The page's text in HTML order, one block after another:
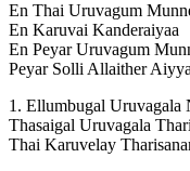
En Thai Uruvagum
En Karuvai Kanderaiyaa
En Peyar Uruvagum
Peyar Solli Allaither
1. Ellumbugal Uruvagala
Thasaigal Uruvagala
Thai Karuvelay